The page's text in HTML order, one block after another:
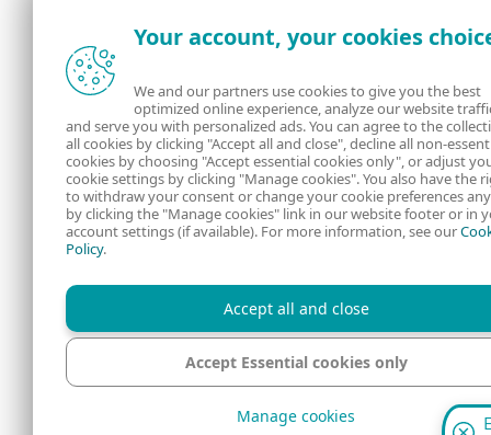
Your account, your cookies
We and our partners use cookies to give you the best
optimized online experience, analyze our website
and serve you with personalized ads. You can agree to the
all cookies by clicking "Accept all and close", decline all non-
cookies by choosing "Accept essential cookies only", or adjust
cookie settings by clicking "Manage cookies". You also have the
to withdraw your consent or change your cookie preferences
by clicking the "Manage cookies" link in our website footer or in
account settings (if available). For more information, see our
Policy.
Accept all and close
Accept Essential cookies only
Manage cookies